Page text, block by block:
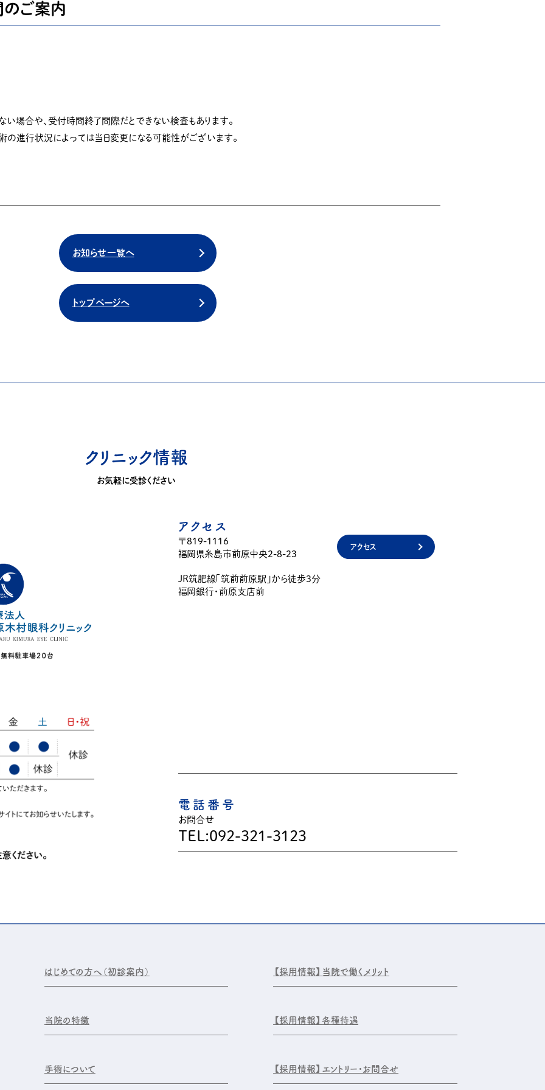
のご案内
場合や、受付時間終了間際だとできない検査もあります。
の進行状況によっては当日変更になる可能性がございます。
お知らせ一覧へ
トップページへ
クリニック情報
お気軽に受診ください
アクセス
〒819-1116
福岡県糸島市前原中央2-8-23
JR筑肥線「筑前前原駅」から徒歩3分
福岡銀行・前原支店前
アクセス
電話番号
お問合せ
TEL:092-321-3123
はじめての方へ（初診案内）
当院の特徴
手術について
【採用情報】 当院で働くメリット
【採用情報】 各種待遇
【採用情報】 エントリー・お問合せ